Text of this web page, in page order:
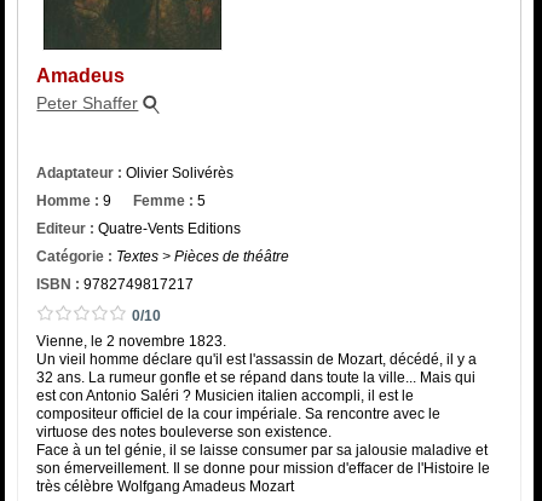
Amadeus
Peter Shaffer
Adaptateur : Olivier Solivérès
Homme : 9 Femme : 5
Editeur : Quatre-Vents Editions
Catégorie : Textes > Pièces de théâtre
ISBN : 9782749817217
0/10
Vienne, le 2 novembre 1823.
Un vieil homme déclare qu'il est l'assassin de Mozart, décédé, il y a
32 ans. La rumeur gonfle et se répand dans toute la ville... Mais qui
est con Antonio Saléri ? Musicien italien accompli, il est le
compositeur officiel de la cour impériale. Sa rencontre avec le
virtuose des notes bouleverse son existence.
Face à un tel génie, il se laisse consumer par sa jalousie maladive et
son émerveillement. Il se donne pour mission d'effacer de l'Histoire le
très célèbre Wolfgang Amadeus Mozart